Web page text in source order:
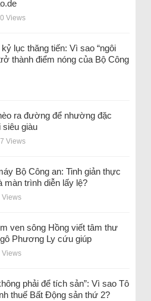
Views
lục thăng tiến: Vì sao “ngôi
thành điểm nóng của Bộ Công
ra đường để nhường đặc
giàu
Views
Bộ Công an: Tinh giản thực
màn trình diễn lấy lệ?
Views
ven sông Hồng viết tâm thư
Phương Ly cứu giúp
Views
phải để tích sản”: Vì sao Tô
thuế Bất Động sản thứ 2?